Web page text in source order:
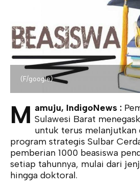
(F/google)
M amuju, IndigoNews :
Sulawesi Barat
untuk terus melanjutkan
program strategis Sulbar
pemberian 1000 beasiswa
setiap tahunnya, mulai dari
hingga doktoral.